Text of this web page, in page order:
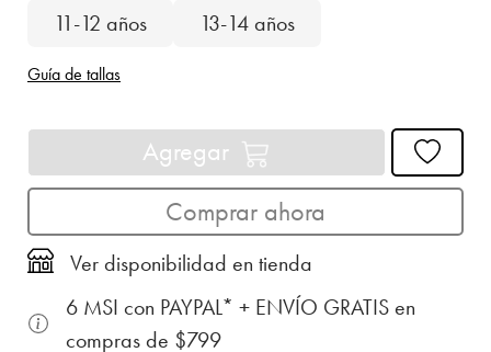
11-12 años
13-14 años
Guía de tallas
Agregar
Comprar ahora
Ver disponibilidad en tienda
6 MSI con PAYPAL* + ENVÍO GRATIS en
compras de $799